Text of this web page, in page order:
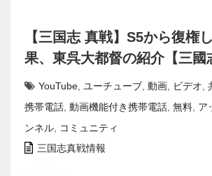
【三国志 真戦】S5から復権
果、東呉大都督の紹介【三國
YouTube ユーチューブ 動画 ビデオ
携帯電話 動画機能付き携帯電話 無料 ア
ンネル
コミュニティ
三国志真戦情報